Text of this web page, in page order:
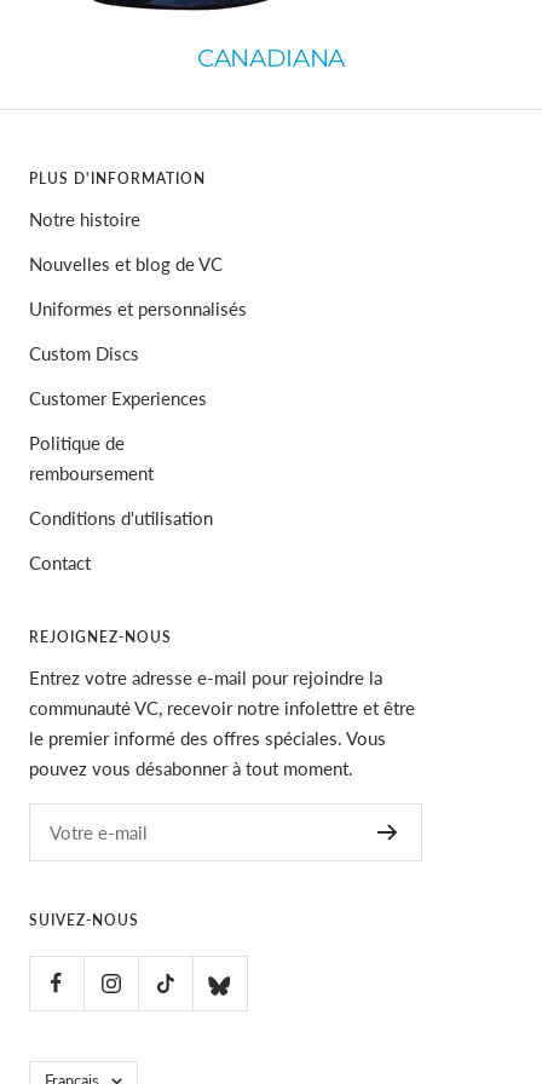
CANADIANA
PLUS D'INFORMATION
Notre histoire
Nouvelles et blog de VC
Uniformes et personnalisés
Custom Discs
Customer Experiences
Politique de
remboursement
Conditions d'utilisation
Contact
REJOIGNEZ-NOUS
Entrez votre adresse e-mail pour rejoindre la
communauté VC, recevoir notre infolettre et être
le premier informé des offres spéciales. Vous
pouvez vous désabonner à tout moment.
Votre e-mail
SUIVEZ-NOUS
Langue